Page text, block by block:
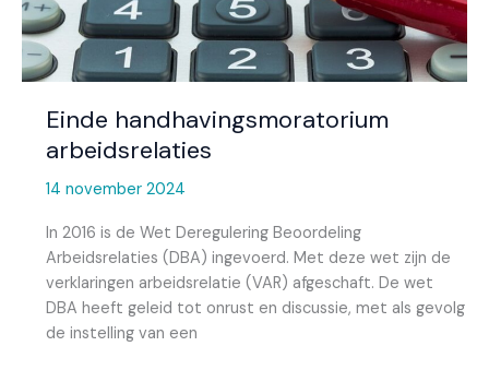
Einde handhavingsmoratorium
arbeidsrelaties
14 november 2024
In 2016 is de Wet Deregulering Beoordeling
Arbeidsrelaties (DBA) ingevoerd. Met deze wet zijn de
verklaringen arbeidsrelatie (VAR) afgeschaft. De wet
DBA heeft geleid tot onrust en discussie, met als gevolg
de instelling van een